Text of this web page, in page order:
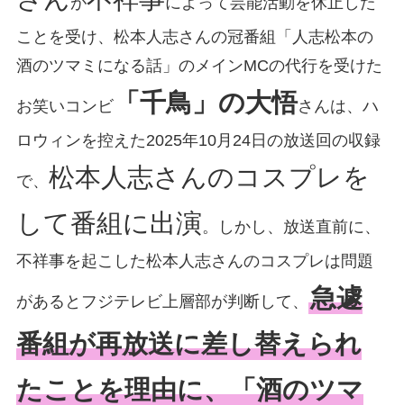
ことを受け、松本人志さんの冠番組「人志松本の
酒のツマミになる話」のメインMCの代行を受けた
お笑いコンビ「千鳥」の大悟さんは、ハ
ロウィンを控えた2025年10月24日の放送回の収録
で、 松本人志さんのコスプレを
して番組に出演。しかし、放送直前に、
不祥事を起こした松本人志さんのコスプレは問題
があるとフジテレビ上層部が判断して、 急遽
番組が再放送に差し替えられ
たことを理由に、「酒のツマ